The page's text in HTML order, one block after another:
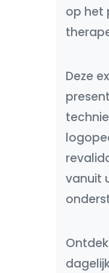
op het
Deze
vanuit